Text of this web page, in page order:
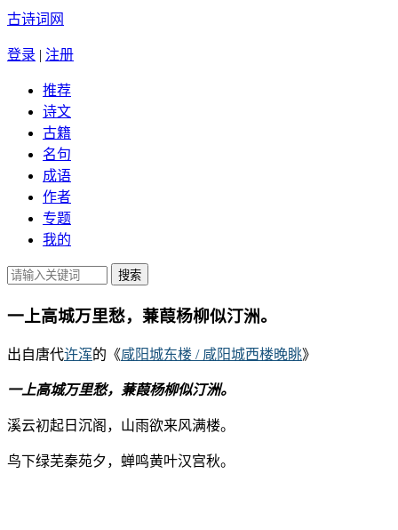
古诗词网
登录 | 注册
推荐
诗文
古籍
名句
成语
作者
专题
我的
一上高城万里愁，蒹葭杨柳似汀洲。
出自唐代许浑的《咸阳城东楼 / 咸阳城西楼晚眺》
一上高城万里愁，蒹葭杨柳似汀洲。
溪云初起日沉阁，山雨欲来风满楼。
鸟下绿芜秦苑夕，蝉鸣黄叶汉宫秋。